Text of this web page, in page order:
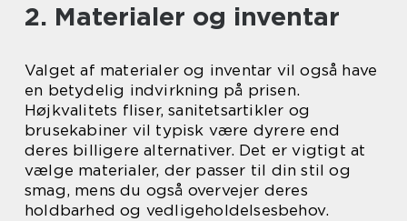
2. Materialer og inventar
Valget af materialer og inventar vil også have
en betydelig indvirkning på prisen.
Højkvalitets fliser, sanitetsartikler og
brusekabiner vil typisk være dyrere end
deres billigere alternativer. Det er vigtigt at
vælge materialer, der passer til din stil og
smag, mens du også overvejer deres
holdbarhed og vedligeholdelsesbehov.